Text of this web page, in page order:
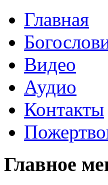
Главная
Видео
Аудио
Контакты
Главное